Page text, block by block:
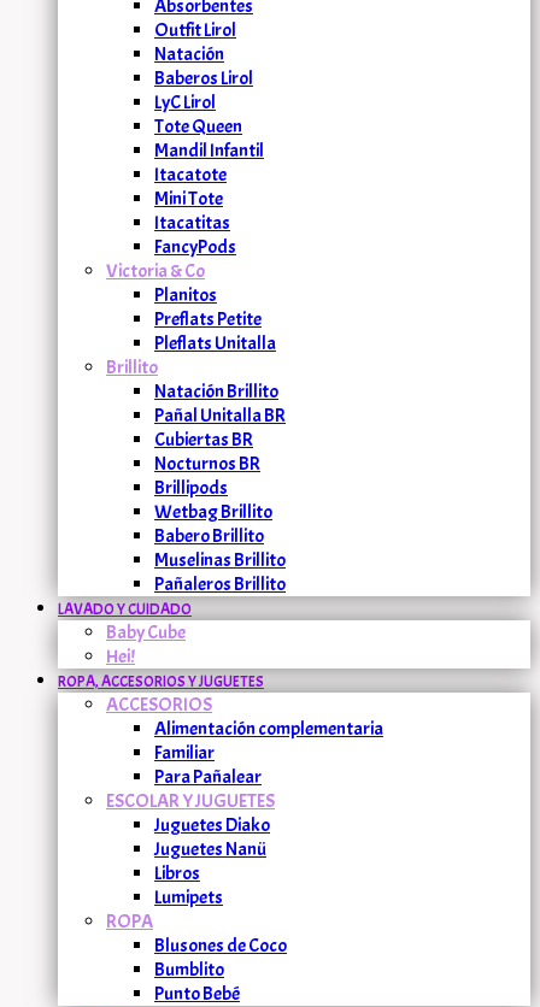
Absorbentes
Outfit Lirol
Natación
Baberos Lirol
LyC Lirol
Tote Queen
Mandil Infantil
Itacatote
Mini Tote
Itacatitas
FancyPods
Victoria & Co
Planitos
Preflats Petite
Pleflats Unitalla
Brillito
Natación Brillito
Pañal Unitalla BR
Cubiertas BR
Nocturnos BR
Brillipods
Wetbag Brillito
Babero Brillito
Muselinas Brillito
Pañaleros Brillito
LAVADO Y CUIDADO
Baby Cube
Hei!
ROPA, ACCESORIOS Y JUGUETES
ACCESORIOS
Alimentación complementaria
Familiar
Para Pañalear
ESCOLAR Y JUGUETES
Juguetes Diako
Juguetes Nanü
Libros
Lumipets
ROPA
Blusones de Coco
Bumblito
Punto Bebé